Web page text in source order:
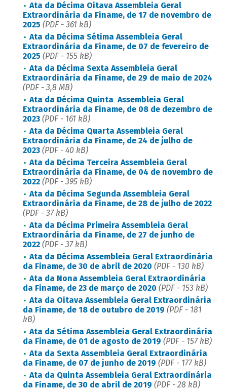
Ata da Décima Oitava Assembleia Geral
Extraordinária da Finame, de 17 de novembro de
2025 (PDF - 361 kB)
Ata da Décima Sétima Assembleia Geral
Extraordinária da Finame, de 07 de fevereiro de
2025 (PDF - 155 kB)
Ata da Décima Sexta Assembleia Geral
Extraordinária da Finame, de 29 de maio de 2024
(PDF - 3,8 MB)
Ata da Décima Quinta Assembleia Geral
Extraordinária da Finame, de 08 de dezembro de
2023 (PDF - 161 kB)
Ata da Décima Quarta Assembleia Geral
Extraordinária da Finame, de 24 de julho de
2023 (PDF - 40 kB)
Ata da Décima Terceira Assembleia Geral
Extraordinária da Finame, de 04 de novembro de
2022 (PDF - 395 kB)
Ata da Décima Segunda Assembleia Geral
Extraordinária da Finame, de 28 de julho de 2022
(PDF - 37 kB)
Ata da Décima Primeira Assembleia Geral
Extraordinária da Finame, de 27 de junho de
2022 (PDF - 37 kB)
Ata da Décima Assembleia Geral Extraordinária
da Finame, de 30 de abril de 2020 (PDF - 130 kB)
Ata da Nona Assembleia Geral Extraordinária
da Finame, de 23 de março de 2020 (PDF - 153 kB)
Ata da Oitava Assembleia Geral Extraordinária
da Finame, de 18 de outubro de 2019 (PDF - 181
kB)
Ata da Sétima Assembleia Geral Extraordinária
da Finame, de 01 de agosto de 2019 (PDF - 157 kB)
Ata da Sexta Assembleia Geral Extraordinária
da Finame, de 07 de junho de 2019 (PDF - 177 kB)
Ata da Quinta Assembleia Geral Extraordinária
da Finame, de 30 de abril de 2019 (PDF - 28 kB)